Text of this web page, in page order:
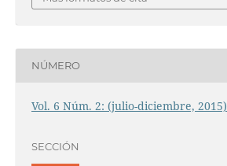
NÚMERO
Vol. 6 Núm. 2: (julio-diciembre, 2015)
SECCIÓN